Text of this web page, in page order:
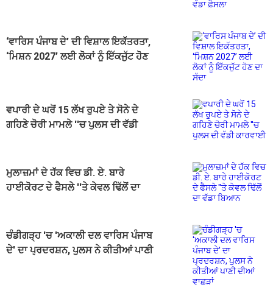
‘ਵਾਰਿਸ ਪੰਜਾਬ ਦੇ’ ਦੀ ਵਿਸ਼ਾਲ ਇਕੱਤਰਤਾ,
‘ਮਿਸ਼ਨ 2027’ ਲਈ ਲੋਕਾਂ ਨੂੰ ਇੱਕਜੁੱਟ ਹੋਣ
ਵਪਾਰੀ ਦੇ ਘਰੋਂ 15 ਲੱਖ ਰੁਪਏ ਤੇ ਸੋਨੇ ਦੇ
ਗਹਿਣੇ ਚੋਰੀ ਮਾਮਲੇ ''ਚ ਪੁਲਸ ਦੀ ਵੱਡੀ
ਮੁਲਾਜ਼ਮਾਂ ਦੇ ਹੱਕ ਵਿਚ ਡੀ. ਏ. ਬਾਰੇ
ਹਾਈਕੋਰਟ ਦੇ ਫੈਸਲੇ ''ਤੇ ਕੇਵਲ ਢਿੱਲੋਂ ਦਾ
ਚੰਡੀਗੜ੍ਹ 'ਚ 'ਅਕਾਲੀ ਦਲ ਵਾਰਿਸ ਪੰਜਾਬ
ਦੇ' ਦਾ ਪ੍ਰਦਰਸ਼ਨ, ਪੁਲਸ ਨੇ ਕੀਤੀਆਂ ਪਾਣੀ